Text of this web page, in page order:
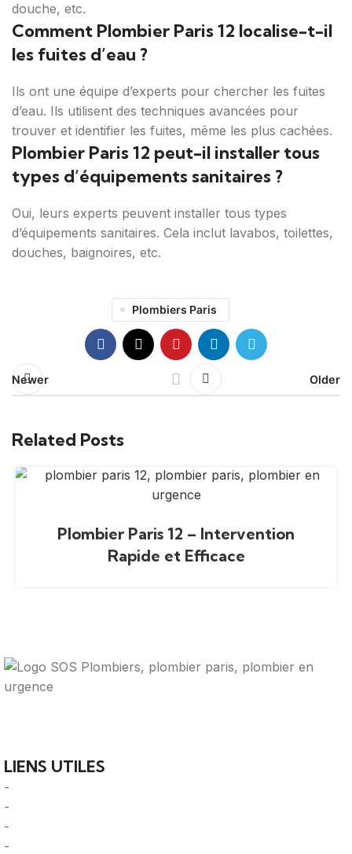
douche, etc.
Comment Plombier Paris 12 localise-t-il
les fuites d’eau ?
Ils ont une équipe d’experts pour chercher les fuites
d’eau. Ils utilisent des techniques avancées pour
trouver et identifier les fuites, même les plus cachées.
Plombier Paris 12 peut-il installer tous
types d’équipements sanitaires ?
Oui, leurs experts peuvent installer tous types
d’équipements sanitaires. Cela inclut lavabos, toilettes,
douches, baignoires, etc.
Plombiers Paris
Newer Older
Related Posts
Plombier Paris 12 – Intervention
Rapide et Efficace
LIENS UTILES
-
-
-
-